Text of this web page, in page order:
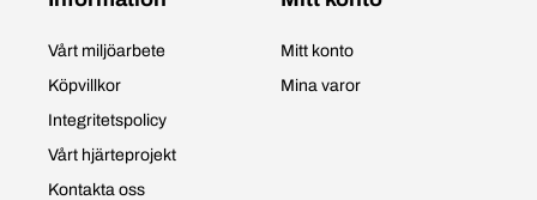
Vårt miljöarbete
Köpvillkor
Integritetspolicy
Vårt hjärteprojekt
Kontakta oss
Mitt konto
Mina varor